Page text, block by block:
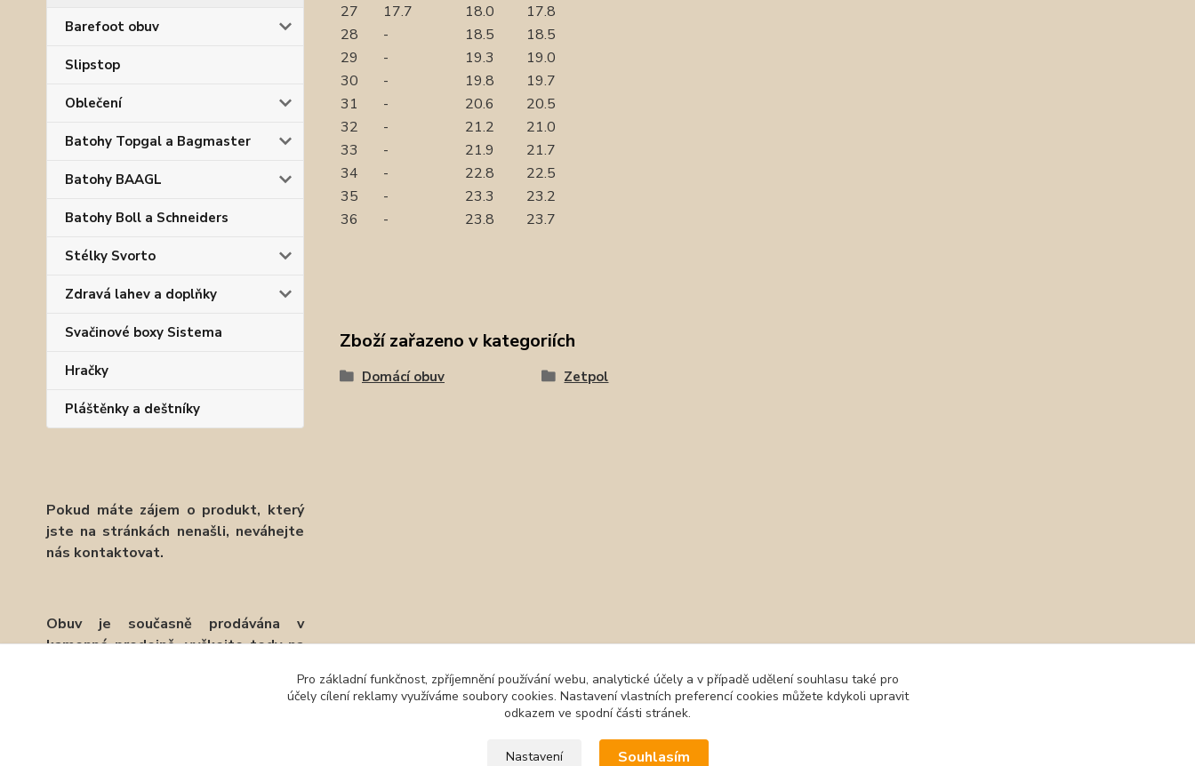
Barefoot obuv
Slipstop
Oblečení
Batohy Topgal a Bagmaster
Batohy BAAGL
Batohy Boll a Schneiders
Stélky Svorto
Zdravá lahev a doplňky
Svačinové boxy Sistema
Hračky
Pláštěnky a deštníky
Pokud máte zájem o produkt, který
jste na stránkách nenašli, neváhejte
nás kontaktovat.
Obuv je současně prodávána v
kamenné prodejně, vyčkejte tedy na
27
17.7 18.0
17.8
28
- 18.5
18.5
29
- 19.3
19.0
30
- 19.8
19.7
31
- 20.6
20.5
32
- 21.2
21.0
33
- 21.9
21.7
34
- 22.8
22.5
35
- 23.3
23.2
36
- 23.8 23.7
Zboží zařazeno v kategoriích
Domácí obuv Zetpol
Pro základní funkčnost, zpříjemnění používání webu, analytické účely a v případě udělení souhlasu také pro
účely cílení reklamy využíváme soubory cookies. Nastavení vlastních preferencí cookies můžete kdykoli upravit
odkazem ve spodní části stránek.
Nastavení Souhlasím